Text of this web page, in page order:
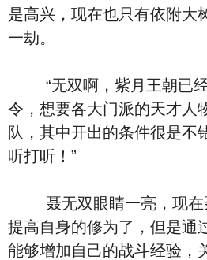
是高兴，现在也只有依附大
一劫。
“无双啊，紫月王朝已经
令，想要各大门派的天才人
队，其中开出的条件很是不
听打听！”
聂无双眼睛一亮，现在
提高自身的修为了，但是通
能够增加自己的战斗经验，